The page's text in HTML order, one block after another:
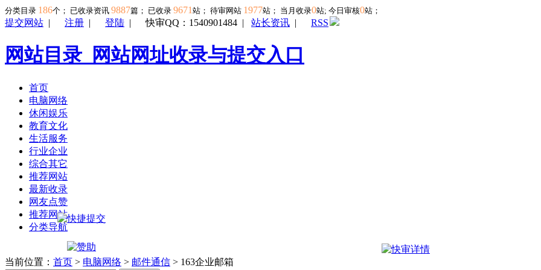
分类目录 186个； 已收录资讯 9887篇； 已收录 9671 站； 待审网站 1977站； 当月收录0站; 今日审核0站；
提交网站 | 注册 | 登陆 |快审QQ：1540901484 | 站长资讯 | RSS
网站目录_网站网址收录与提交入口
首页
电脑网络
休闲娱乐
教育文化
生活服务
行业企业
综合其它
推荐网站
最新收录
网友点赞
推荐网站
分类导航
当前位置： 首页 > 电脑网络 > 邮件通信 > 163企业邮箱